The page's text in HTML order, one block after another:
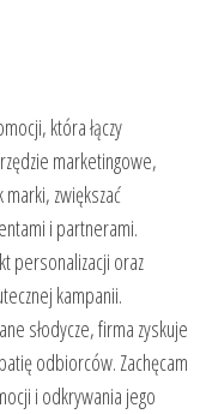
która łączy
marketingowe,
zwiększać
i partnerami.
personalizacji oraz
kampanii.
słodycze, firma zyskuje
odbiorców. Zachęcam
i odkrywania jego